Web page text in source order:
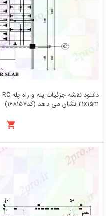
21x15m نشان می دهد (کد168157)